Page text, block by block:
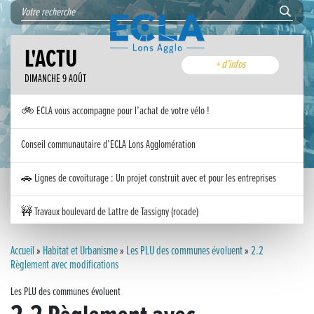
L'ACTU
DIMANCHE 9 AOÛT
+ d'infos
🚲 ECLA vous accompagne pour l’achat de votre vélo !
Conseil communautaire d’ECLA Lons Agglomération
🚗 Lignes de covoiturage : Un projet construit avec et pour les entreprises
🚧 Travaux boulevard de Lattre de Tassigny (rocade)
Inauguration nouvelle station d’épuration (STEP) de Trenal
Accueil» Habitat et Urbanisme» Les PLU des communes évoluent»2.2
Règlement avec modifications
Les PLU des communes évoluent